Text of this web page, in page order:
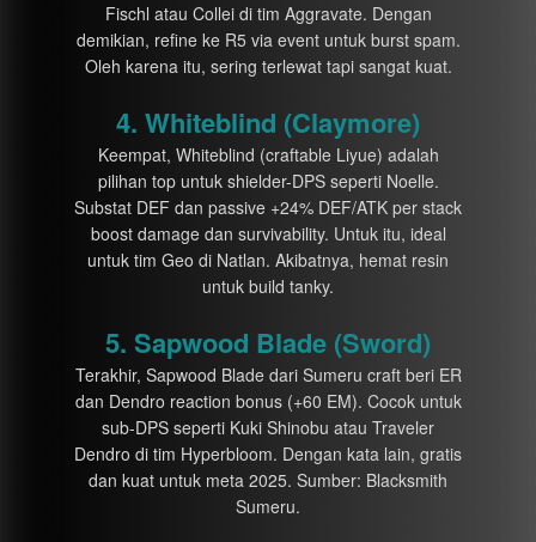
Fischl atau Collei di tim Aggravate. Dengan
demikian, refine ke R5 via event untuk burst spam.
Oleh karena itu, sering terlewat tapi sangat kuat.
4. Whiteblind (Claymore)
Keempat, Whiteblind (craftable Liyue) adalah
pilihan top untuk shielder-DPS seperti Noelle.
Substat DEF dan passive +24% DEF/ATK per stack
boost damage dan survivability. Untuk itu, ideal
untuk tim Geo di Natlan. Akibatnya, hemat resin
untuk build tanky.
5. Sapwood Blade (Sword)
Terakhir, Sapwood Blade dari Sumeru craft beri ER
dan Dendro reaction bonus (+60 EM). Cocok untuk
sub-DPS seperti Kuki Shinobu atau Traveler
Dendro di tim Hyperbloom. Dengan kata lain, gratis
dan kuat untuk meta 2025. Sumber: Blacksmith
Sumeru.